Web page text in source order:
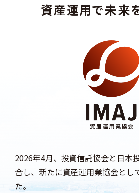
資産運用で未来
2026年4月、投資信託協会と日本
合し、 新たに資産運用業協会とし
た。